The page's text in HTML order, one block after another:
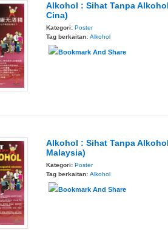
Alkohol : Sihat Tanpa
Cina)
Kategori:Poster
Tag berkaitan:Alkohol
Alkohol : Sihat Tanpa
Malaysia)
Kategori:Poster
Tag berkaitan:Alkohol